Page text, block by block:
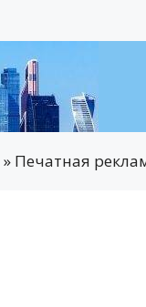
» Печатная